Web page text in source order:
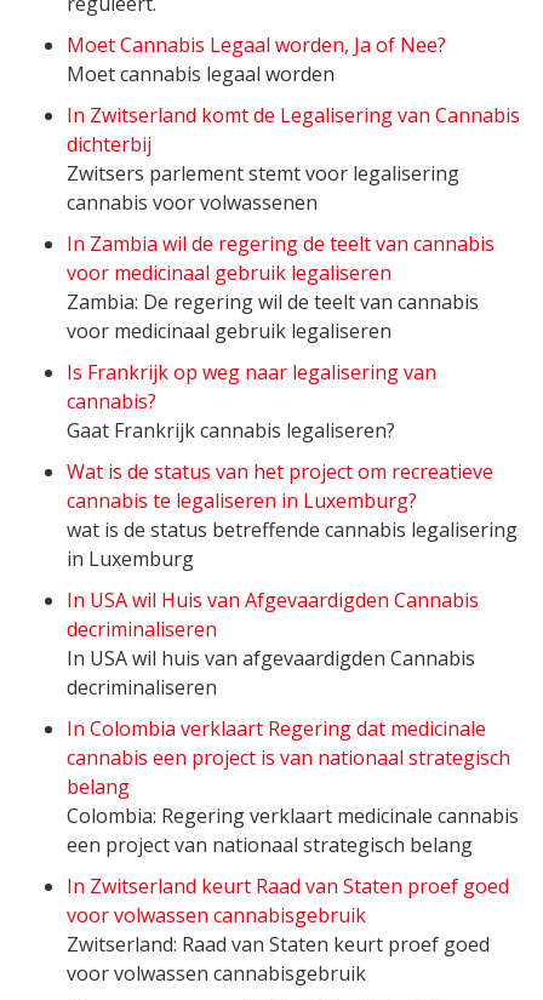
Moet Cannabis Legaal worden, Ja of Nee?
Moet cannabis legaal worden
In Zwitserland komt de Legalisering van Cannabis
dichterbij
Zwitsers parlement stemt voor legalisering
cannabis voor volwassenen
In Zambia wil de regering de teelt van cannabis
voor medicinaal gebruik legaliseren
Zambia: De regering wil de teelt van cannabis
voor medicinaal gebruik legaliseren
Is Frankrijk op weg naar legalisering van
cannabis?
Gaat Frankrijk cannabis legaliseren?
Wat is de status van het project om recreatieve
cannabis te legaliseren in Luxemburg?
wat is de status betreffende cannabis legalisering
in Luxemburg
In USA wil Huis van Afgevaardigden Cannabis
decriminaliseren
In USA wil huis van afgevaardigden Cannabis
decriminaliseren
In Colombia verklaart Regering dat medicinale
cannabis een project is van nationaal strategisch
belang
Colombia: Regering verklaart medicinale cannabis
een project van nationaal strategisch belang
In Zwitserland keurt Raad van Staten proef goed
voor volwassen cannabisgebruik
Zwitserland: Raad van Staten keurt proef goed
voor volwassen cannabisgebruik